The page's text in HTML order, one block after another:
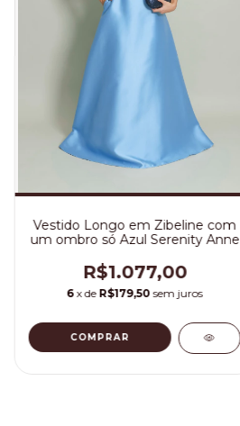
Vestido Longo em Zibeline com
um ombro só Azul Serenity Anne
R$1.077,00
6 x de R$179,50 sem juros
COMPRAR